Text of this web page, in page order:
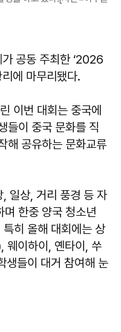
공동 주최한 ‘2026
에 마무리됐다.
이번 대회는 중국에
들이 중국 문화를 직
해 공유하는 문화교류
일상, 거리 풍경 등 자
며 한중 양국 청소년
히 올해 대회에는 상
웨이하이, 옌타이, 쑤
생들이 대거 참여해 눈